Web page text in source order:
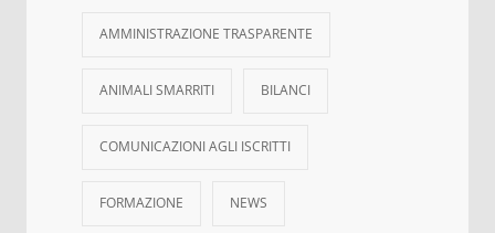
AMMINISTRAZIONE TRASPARENTE
ANIMALI SMARRITI BILANCI
COMUNICAZIONI AGLI ISCRITTI
FORMAZIONE NEWS